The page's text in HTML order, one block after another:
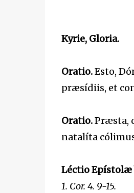
Kyrie, Gloria.
Oratio.Esto,
præsídiis, et
Oratio.Præsta,
natalíta
Léctio Epístolæ
1. Cor. 4. 9-15.